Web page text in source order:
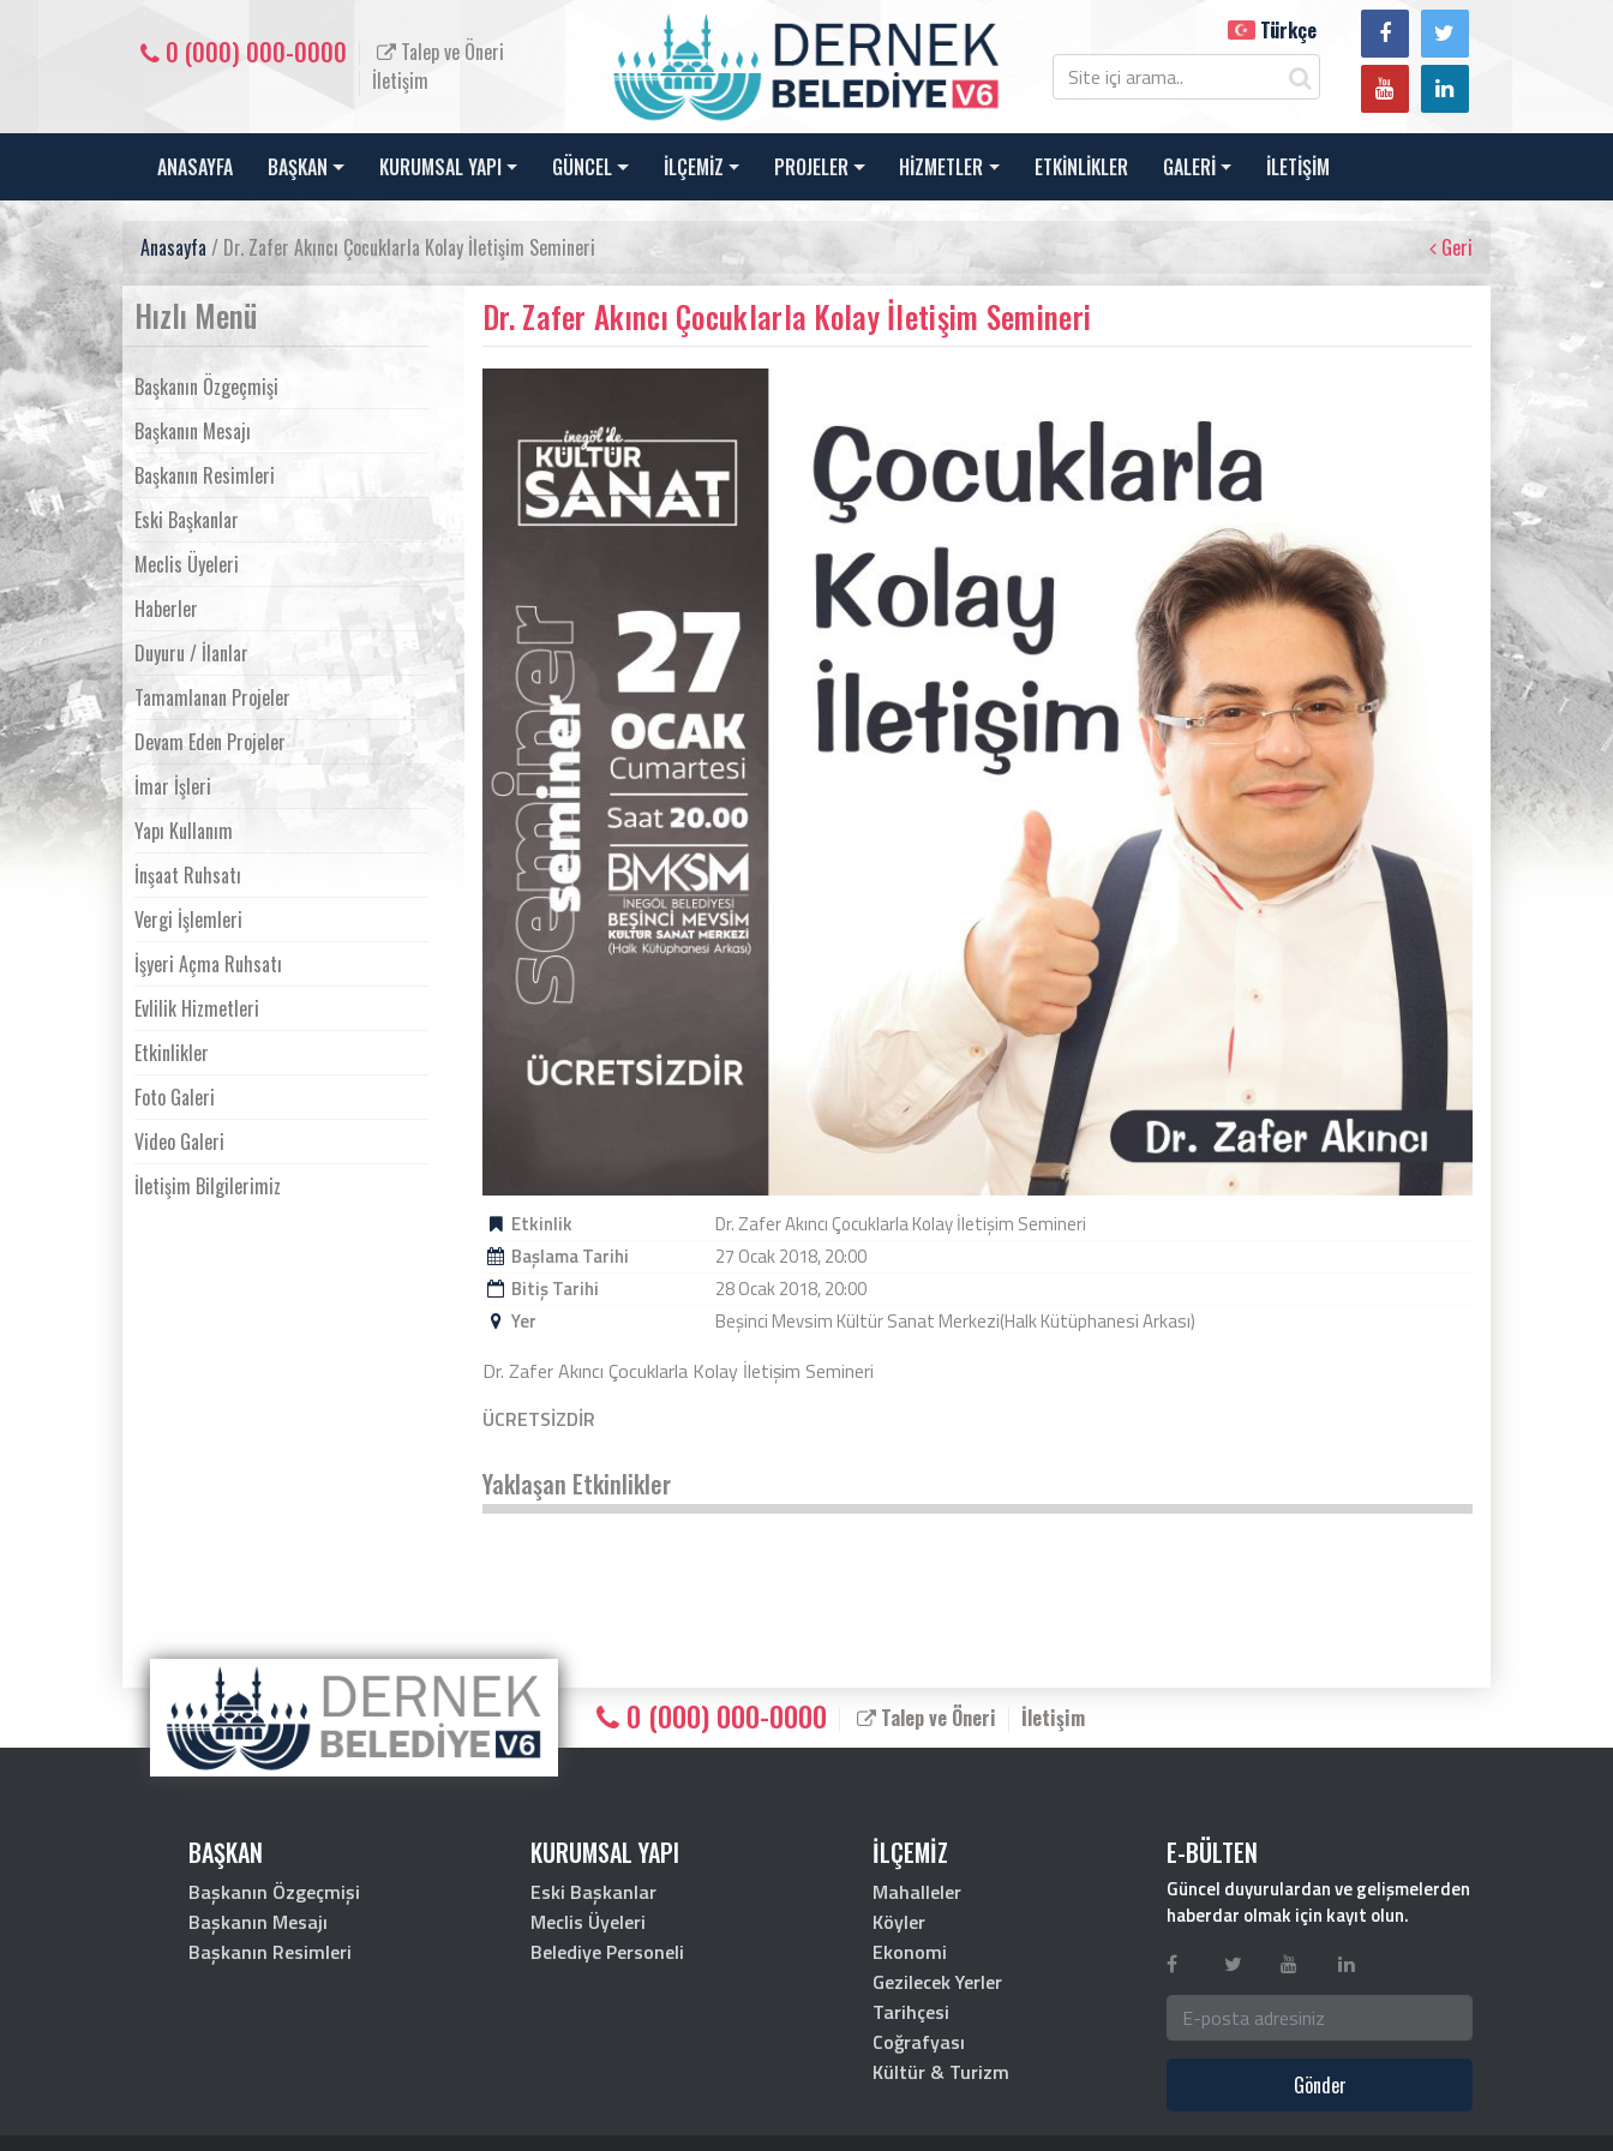
0 (000) 000-0000
Talep ve Öneri
İletişim
Türkçe
ANASAYFA BAŞKAN KURUMSAL YAPI GÜNCEL İLÇEMİZ PROJELER HİZMETLER ETKİNLİKLER GALERİ İLETİŞİM
Anasayfa / Dr. Zafer Akıncı Çocuklarla Kolay İletişim Semineri Geri
Hızlı Menü
Başkanın Özgeçmişi
Başkanın Mesajı
Başkanın Resimleri
Eski Başkanlar
Meclis Üyeleri
Haberler
Duyuru / İlanlar
Tamamlanan Projeler
Devam Eden Projeler
İmar İşleri
Yapı Kullanım
İnşaat Ruhsatı
Vergi İşlemleri
İşyeri Açma Ruhsatı
Evlilik Hizmetleri
Etkinlikler
Foto Galeri
Video Galeri
İletişim Bilgilerimiz
Dr. Zafer Akıncı Çocuklarla Kolay İletişim Semineri
Etkinlik
Dr. Zafer Akıncı Çocuklarla Kolay İletişim Semineri
Başlama Tarihi
27 Ocak 2018, 20:00
Bitiş Tarihi
28 Ocak 2018, 20:00
Yer
Beşinci Mevsim Kültür Sanat Merkezi(Halk Kütüphanesi Arkası)
Dr. Zafer Akıncı Çocuklarla Kolay İletişim Semineri
ÜCRETSİZDİR
Yaklaşan Etkinlikler
0 (000) 000-0000 Talep ve Öneri İletişim
BAŞKAN
Başkanın Özgeçmişi
Başkanın Mesajı
Başkanın Resimleri
KURUMSAL YAPI
Eski Başkanlar
Meclis Üyeleri
Belediye Personeli
İLÇEMİZ
Mahalleler
Köyler
Ekonomi
Gezilecek Yerler
Tarihçesi
Coğrafyası
Kültür & Turizm
E-BÜLTEN
Güncel duyurulardan ve gelişmelerden
haberdar olmak için kayıt olun.
Gönder